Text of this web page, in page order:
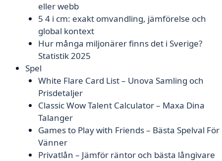
eller webb
5 4 i cm: exakt omvandling, jämförelse och
global kontext
Hur många miljonärer finns det i Sverige?
Statistik 2025
Spel
White Flare Card List – Unova Samling och
Prisdetaljer
Classic Wow Talent Calculator – Maxa Dina
Talanger
Games to Play with Friends – Bästa Spelval För
Vänner
Privatlån – Jämför räntor och bästa långivare